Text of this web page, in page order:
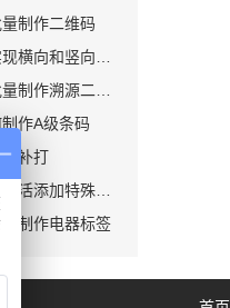
制作二维码
作A级条码
及补打
量制作电器标签